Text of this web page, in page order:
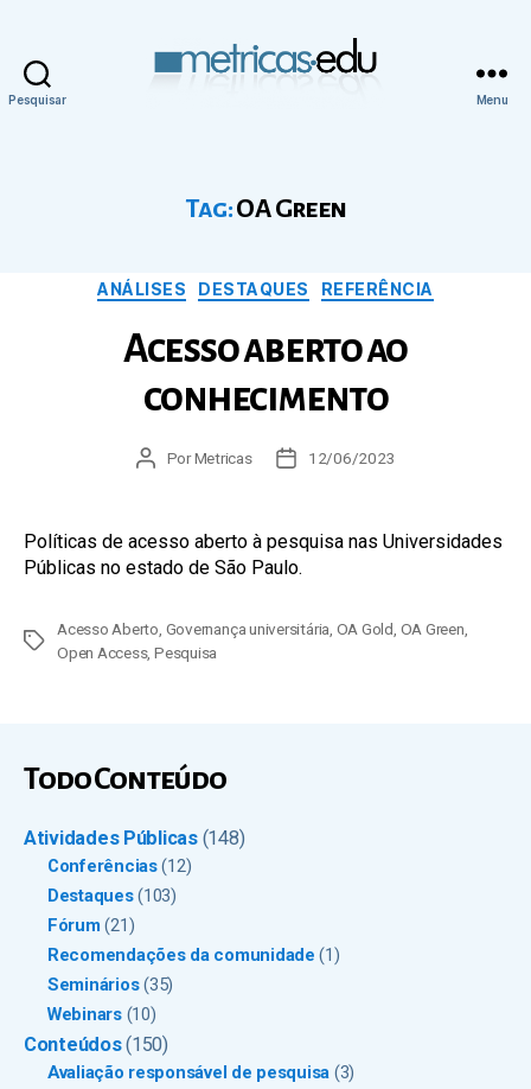
Pesquisar Menu
Tag:OA Green
Categorias
ANÁLISES DESTAQUES REFERÊNCIA
Acesso aberto ao
conhecimento
AutorPorMetricas
Data12/06/2023
Políticas de acesso aberto à pesquisa nas Universidades
Públicas no estado de São Paulo.
Tags
Acesso Aberto Governança universitária OA Gold OA Green
Open Access,Pesquisa
Todo Conteúdo
Atividades Públicas(148)
Conferências(12)
Destaques(103)
Fórum (21)
Recomendações da comunidade (1)
Seminários(35)
Webinars(10)
Conteúdos(150)
Avaliação responsável de pesquisa (3)